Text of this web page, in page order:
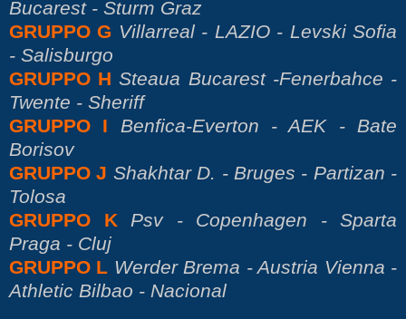
Bucarest - Sturm Graz
GRUPPO G Villarreal - LAZIO - Levski Sofia
- Salisburgo
GRUPPO H Steaua Bucarest -Fenerbahce -
Twente - Sheriff
GRUPPO I
Benfica-Everton - AEK - Bate
Borisov
GRUPPO J Shakhtar D. - Bruges - Partizan -
Tolosa
GRUPPO K
Psv - Copenhagen - Sparta
Praga - Cluj
GRUPPO L Werder Brema - Austria Vienna -
Athletic Bilbao - Nacional